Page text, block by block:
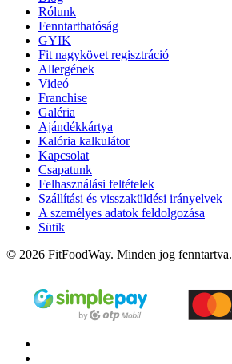
Rólunk
Fenntarthatóság
GYIK
Fit nagykövet regisztráció
Allergének
Videó
Franchise
Galéria
Ajándékkártya
Kalória kalkulátor
Kapcsolat
Csapatunk
Felhasználási feltételek
Szállítási és visszaküldési irányelvek
A személyes adatok feldolgozása
Sütik
© 2026 FitFoodWay. Minden jog fenntartva.